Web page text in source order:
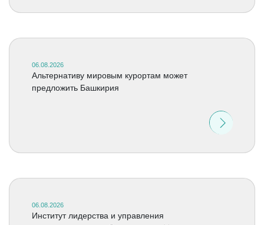
06.08.2026
Альтернативу мировым курортам может
предложить Башкирия
06.08.2026
Институт лидерства и управления